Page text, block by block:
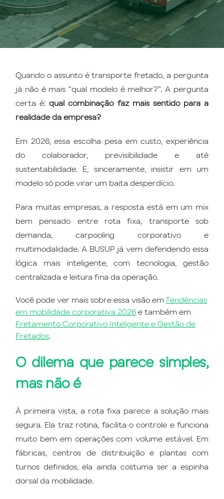
Quando o assunto é transporte fretado, a pergunta
já não é mais “qual modelo é melhor?”. A pergunta
certa é:qual combinação faz mais sentido para a
realidade da empresa?
Em 2026, essa escolha pesa em custo, experiência
do colaborador, previsibilidade e até
sustentabilidade. E, sinceramente, insistir em um
modelo só pode virar um baita desperdício.
Para muitas empresas, a resposta está em um mix
bem pensado entre rota fixa, transporte sob
demanda, carpooling corporativo e
multimodalidade. A BUSUP já vem defendendo essa
lógica mais inteligente, com tecnologia, gestão
centralizada e leitura fina da operação.
Você pode ver mais sobre essa visão em Tendências
em mobilidade corporativa 2026 e também em
Fretamento Corporativo Inteligente e Gestão de
Fretados.
O dilema que parece simples,
mas não é
À primeira vista, a rota fixa parece a solução mais
segura. Ela traz rotina, facilita o controle e funciona
muito bem em operações com volume estável. Em
fábricas, centros de distribuição e plantas com
turnos definidos, ela ainda costuma ser a espinha
dorsal da mobilidade.